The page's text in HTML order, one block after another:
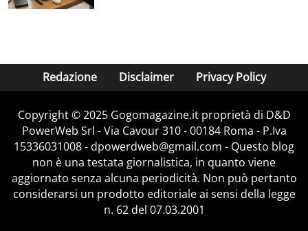
Redazione Disclaimer Privacy Policy
Copyright © 2025 Gogomagazine.it proprietà di D&D
PowerWeb Srl - Via Cavour 310 - 00184 Roma - P.Iva
15336031008 - dpowerdweb@gmail.com - Questo blog
non è una testata giornalistica, in quanto viene
aggiornato senza alcuna periodicità. Non può pertanto
considerarsi un prodotto editoriale ai sensi della legge
n. 62 del 07.03.2001